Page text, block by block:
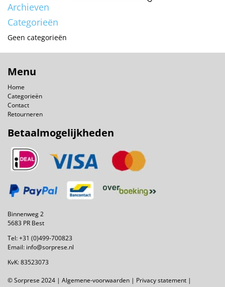
Archieven
Categorieën
Geen categorieën
Menu
Home
Categorieën
Contact
Retourneren
Betaalmogelijkheden
Binnenweg 2
5683 PR Best
Tel:+31 (0)499-700823
Email: info@sorprese.nl
KvK: 83523073
© Sorprese 2024 | Algemene-voorwaarden | Privacy statement |